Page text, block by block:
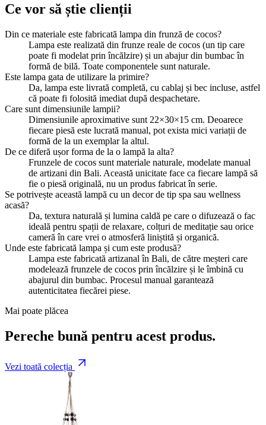
Ce vor să știe clienții
Din ce materiale este fabricată lampa din frunză de cocos?
Lampa este realizată din frunze reale de cocos (un tip care
poate fi modelat prin încălzire) și un abajur din bumbac în
formă de bilă. Toate componentele sunt naturale.
Este lampa gata de utilizare la primire?
Da, lampa este livrată completă, cu cablaj și bec incluse, astfel
că poate fi folosită imediat după despachetare.
Care sunt dimensiunile lampii?
Dimensiunile aproximative sunt 22×30×15 cm. Deoarece
fiecare piesă este lucrată manual, pot exista mici variații de
formă de la un exemplar la altul.
De ce diferă ușor forma de la o lampă la alta?
Frunzele de cocos sunt materiale naturale, modelate manual
de artizani din Bali. Această unicitate face ca fiecare lampă să
fie o piesă originală, nu un produs fabricat în serie.
Se potrivește această lampă cu un decor de tip spa sau wellness
acasă?
Da, textura naturală și lumina caldă pe care o difuzează o fac
ideală pentru spații de relaxare, colțuri de meditație sau orice
cameră în care vrei o atmosferă liniștită și organică.
Unde este fabricată lampa și cum este produsă?
Lampa este fabricată artizanal în Bali, de către meșteri care
modelează frunzele de cocos prin încălzire și le îmbină cu
abajurul din bumbac. Procesul manual garantează
autenticitatea fiecărei piese.
Mai poate plăcea
Pereche bună pentru acest produs.
Vezi toată colecția